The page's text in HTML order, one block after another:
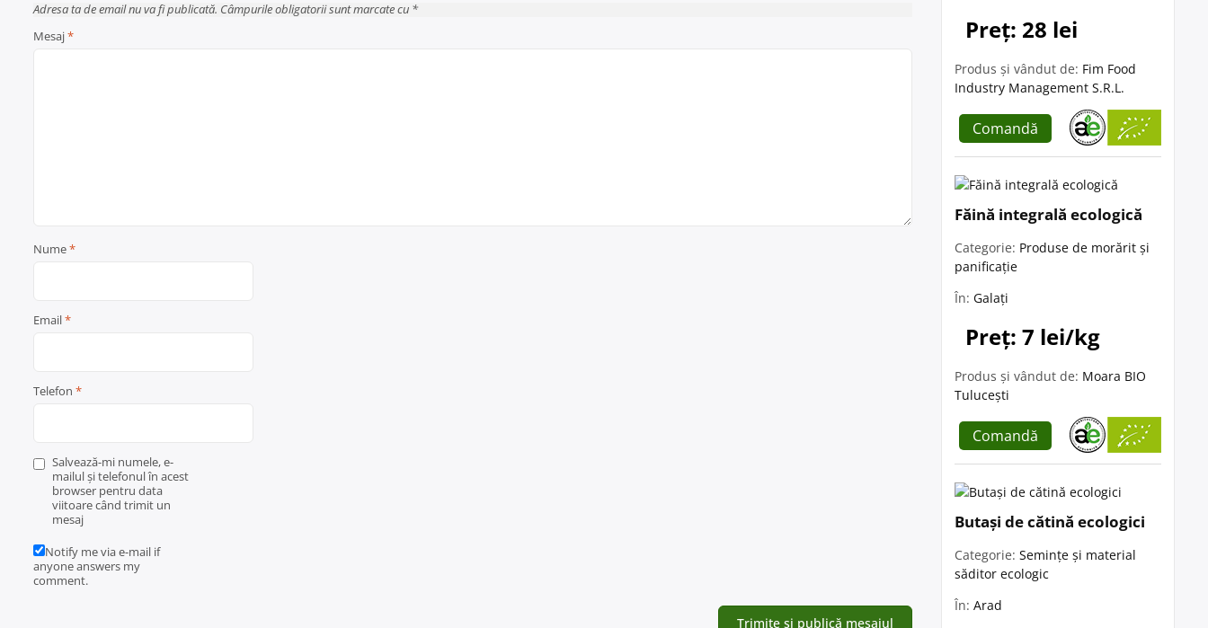
Adresa ta de email nu va fi publicată. Câmpurile obligatorii sunt marcate cu *
Mesaj*
Nume*
Email*
Telefon *
Salvează-mi numele, e-
mailul și telefonul în acest
browser pentru data
viitoare când trimit un
mesaj
Notify me via e-mail if
anyone answers my
comment.
Preț: 28 lei
Produs și vândut de: Fim Food
Industry Management S.R.L.
Comandă
Făină integrală ecologică
Categorie: Produse de morărit și
panificație
În: Galați
Preț: 7 lei/kg
Produs și vândut de: Moara BIO
Tulucești
Comandă
Butași de cătină ecologici
Categorie: Semințe și material
săditor ecologic
În: Arad